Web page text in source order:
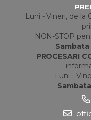
Luni - Vineri, de
NON-STOP
PROCESARI
Luni -